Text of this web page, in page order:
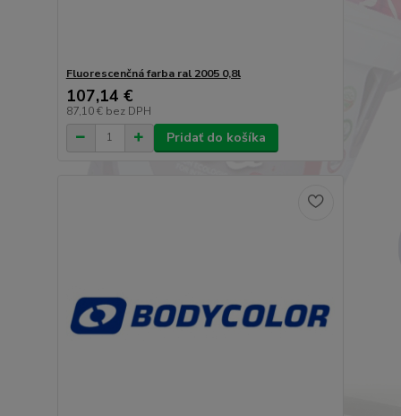
Fluorescenčná farba ral 2005 0,8l
107,14 €
87,10 € bez DPH
Pridať do košíka